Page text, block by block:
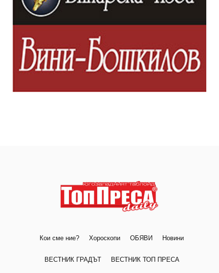
Кои сме ние? Хороскопи ОБЯВИ Новини
ВЕСТНИК ГРАДЪТ ВЕСТНИК ТОП ПРЕСА